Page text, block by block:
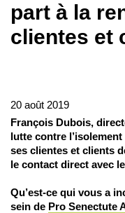
part à la
clientes et
20 août 2019
François Dubois,
lutte contre
ses clientes et clients
le contact direct avec
Qu’est-ce qui vous a
sein de Pro Senectute